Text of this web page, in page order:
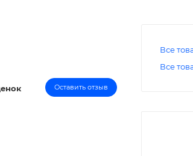
Оставить отзыв
Все
Все